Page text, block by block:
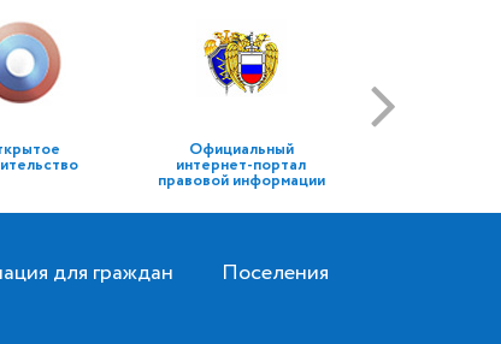
Официальный
интернет-портал
правовой информации
для граждан Поселения